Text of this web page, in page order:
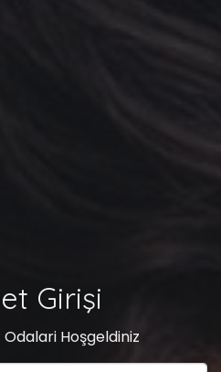
Girişi
Hoşgeldiniz